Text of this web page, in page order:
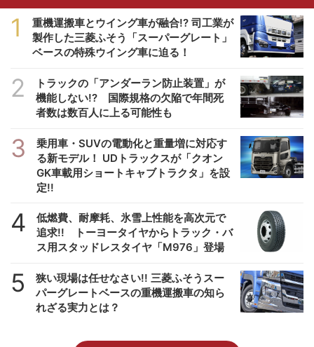
1
重機運搬車とウイング車が融合!? 司工業が
製作した三菱ふそう「スーパーグレート」
ベースの特殊ウイング車に迫る！
2
トラックの「アンダーラン防止装置」が
機能しない!? 国際規格の欠陥で年間死
者数は数百人に上る可能性も
3
乗用車・SUVの電動化と重量増に対応す
る新モデル！ UDトラックスが「クオン
GK車載用ショートキャブトラクタ」を設
定!!
4
低燃費、耐摩耗、氷雪上性能を高次元で
追求!! トーヨータイヤからトラック・バ
ス用スタッドレスタイヤ「M976」登場
5
狭い現場は任せなさい!! 三菱ふそうスー
パーグレートベースの重機運搬車の知ら
れざる実力とは？